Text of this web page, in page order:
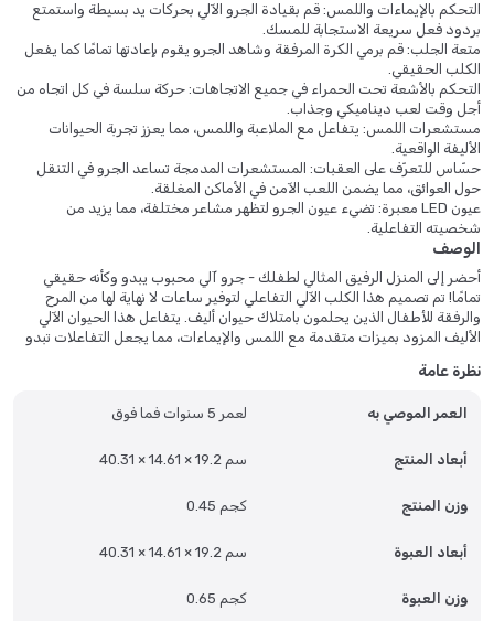
التحكم بالإيماءات واللمس: قم بقيادة الجرو الآلي بحركات يد بسيطة واستمتع
بردود فعل سريعة الاستجابة للمسك.
متعة الجلب: قم برمي الكرة المرفقة وشاهد الجرو يقوم بإعادتها تمامًا كما يفعل
الكلب الحقيقي.
التحكم بالأشعة تحت الحمراء في جميع الاتجاهات: حركة سلسة في كل اتجاه من
أجل وقت لعب ديناميكي وجذاب.
مستشعرات اللمس: يتفاعل مع الملاعبة واللمس، مما يعزز تجربة الحيوانات
الأليفة الواقعية.
حسّاس للتعرّف على العقبات: المستشعرات المدمجة تساعد الجرو في التنقل
حول العوائق، مما يضمن اللعب الآمن في الأماكن المغلقة.
عيون LED معبرة: تضيء عيون الجرو لتظهر مشاعر مختلفة، مما يزيد من
شخصيته التفاعلية.
الوصف
أحضر إلى المنزل الرفيق المثالي لطفلك - جرو آلي محبوب يبدو وكأنه حقيقي
تمامًا! تم تصميم هذا الكلب الآلي التفاعلي لتوفير ساعات لا نهاية لها من المرح
والرفقة للأطفال الذين يحلمون بامتلاك حيوان أليف. يتفاعل هذا الحيوان الآلي
الأليف المزود بميزات متقدمة مع اللمس والإيماءات، مما يجعل التفاعلات تبدو
ويستجيب للمسات الحنونة بردود أفعال مرحة. متعة الجلب: قم برمي الكرة
الجرو أجهزة استشعار تعمل بالأشعة تحت الحمراء لتتبع طفلك، مما يعزز الشعور
الحركات السلسة والمستجيبة في كل اتجاه جلسات لعب ديناميكية. حسّاس
للتعرّف على العقبات: تعمل أجهزة الاستشعار المدمجة على منع الاصطدامات،
لتظهر مشاعر مختلفة، مما يزيد من شخصيته الساحرة. مثالي للأطفال محبي
يرغبون في الحصول على صديق فروي. لماذا تختار هذا الجرو الآلي؟ تعليمي
نظرة عامة
العمر الموصي به لعمر 5 سنوات فما فوق
أبعاد المنتج 40.31 × 14.61 × 19.2 سم
وزن المنتج 0.45 كجم
أبعاد العبوة 40.31 × 14.61 × 19.2 سم
وزن العبوة 0.65 كجم